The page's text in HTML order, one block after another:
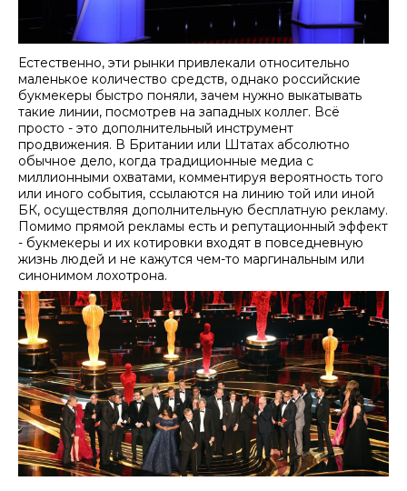
Естественно, эти рынки привлекали относительно
маленькое количество средств, однако российские
букмекеры быстро поняли, зачем нужно выкатывать
такие линии, посмотрев на западных коллег. Всё
просто - это дополнительный инструмент
продвижения. В Британии или Штатах абсолютно
обычное дело, когда традиционные медиа с
миллионными охватами, комментируя вероятность того
или иного события, ссылаются на линию той или иной
БК, осуществляя дополнительную бесплатную рекламу.
Помимо прямой рекламы есть и репутационный эффект
- букмекеры и их котировки входят в повседневную
жизнь людей и не кажутся чем-то маргинальным или
синонимом лохотрона.